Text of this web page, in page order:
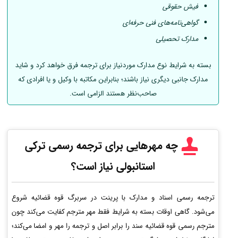
فیش حقوقی
گواهی‌نامه‌های فنی حرفه‌ای
مدارک تحصیلی
بسته به شرایط نوع مدارک موردنیاز برای ترجمه فرق خواهد کرد و شاید
مدارک جانبی دیگری نیاز باشند؛ بنابراین مکاتبه با وکیل و یا افرادی که
صاحب‌نظر هستند الزامی است.
چه مهرهایی برای ترجمه رسمی ترکی
استانبولی نیاز است؟
ترجمه رسمی اسناد و مدارک با پرینت در سربرگ قوه قضائیه شروع
می‌شود. گاهی اوقات بسته به شرایط فقط مهر مترجم کفایت می‌کند چون
مترجم رسمی قوه قضائیه سند را برابر اصل و ترجمه را مهر و امضا می‌کند؛